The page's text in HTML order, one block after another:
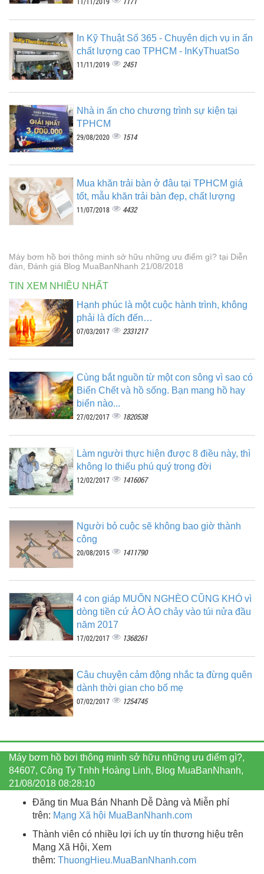
In Kỹ Thuật Số 365 - Chuyên dịch vụ in ấn
chất lượng cao TPHCM - InKyThuatSo
11/11/2019 2451
Nhà in ấn cho chương trình sự kiện tại
TPHCM
29/08/2020 1514
Mua khăn trải bàn ở đâu tại TPHCM giá
tốt, mẫu khăn trải bàn đẹp, chất lượng
11/07/2018 4432
Máy bơm hồ bơi thông minh sở hữu những ưu điểm gì? tại Diễn
đàn, Đánh giá Blog MuaBanNhanh 21/08/2018
TIN XEM NHIỀU NHẤT
Hạnh phúc là một cuộc hành trình, không
phải là đích đến…
07/03/2017 2331217
Cùng bắt nguồn từ một con sông vì sao có
Biển Chết và hồ sống. Bạn mang hồ hay
biển nào...
27/02/2017 1820538
Làm người thực hiện được 8 điều này, thì
không lo thiếu phú quý trong đời
12/02/2017 1416067
Người bỏ cuộc sẽ không bao giờ thành
công
20/08/2015 1411790
4 con giáp MUỐN NGHÈO CŨNG KHÓ vì
dòng tiền cứ ÀO ÀO chảy vào túi nửa đầu
năm 2017
17/02/2017 1368261
Câu chuyện cảm động nhắc ta đừng quên
dành thời gian cho bố mẹ
07/02/2017 1254745
Máy bơm hồ bơi thông minh sở hữu những ưu điểm gì?,
84607, Công Ty Tnhh Hoàng Linh, Blog MuaBanNhanh,
21/08/2018 08:28:10
Đăng tin Mua Bán Nhanh Dễ Dàng và Miễn phí
trên: Mạng Xã hội MuaBanNhanh.com
Thành viên có nhiều lợi ích uy tín thương hiệu trên
Mạng Xã Hội, Xem
thêm: ThuongHieu.MuaBanNhanh.com